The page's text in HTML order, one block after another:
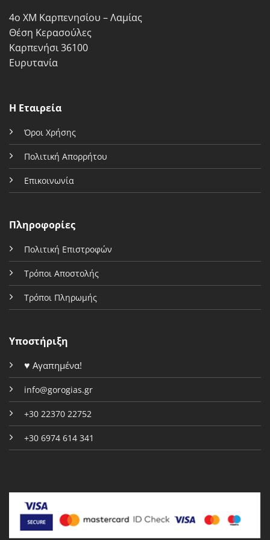
4ο ΧΜ Καρπενησίου – Λαμίας
Θέση Κερασούλες
Καρπενήσι 36100
Ευρυτανία
Η Εταιρεία
Όροι Χρήσης
Πολιτική Απορρήτου
Επικοινωνία
Πληροφορίες
Πολιτική Επιστροφών
Τρόποι Αποστολής
Τρόποι Πληρωμής
Υποστήριξη
♥ Αγαπημένα!
info@gorogias.gr
+30 22370 22752
+30 6974 614 341